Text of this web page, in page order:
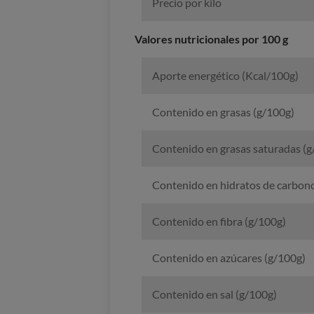
Precio por kilo
Valores nutricionales por 100 g
Aporte energético (Kcal/100g)
Contenido en grasas (g/100g)
Contenido en grasas saturadas
Contenido en hidratos de
Contenido en fibra (g/100g)
Contenido en azúcares (g/100g)
Contenido en sal (g/100g)